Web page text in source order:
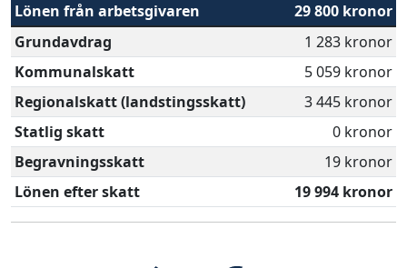
Lönen från arbetsgivaren
29 800 kronor
Grundavdrag
1 283 kronor
Kommunalskatt
5 059 kronor
Regionalskatt (landstingsskatt)
3 445 kronor
Statlig skatt
0 kronor
Begravningsskatt
19 kronor
Lönen efter skatt
19 994 kronor